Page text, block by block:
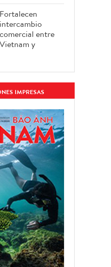
Fortalecen
intercambio
comercial entre
Vietnam y
IMPRESAS